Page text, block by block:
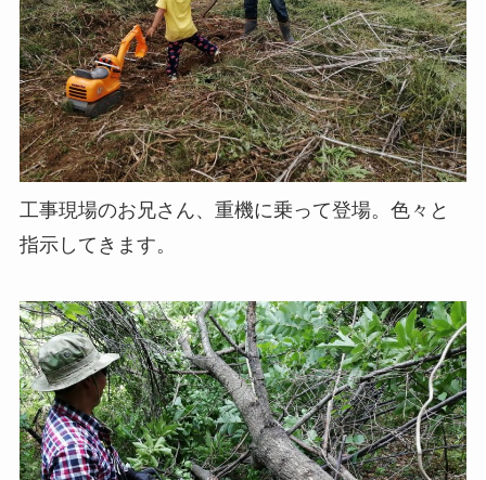
工事現場のお兄さん、重機に乗って登場。色々と
指示してきます。